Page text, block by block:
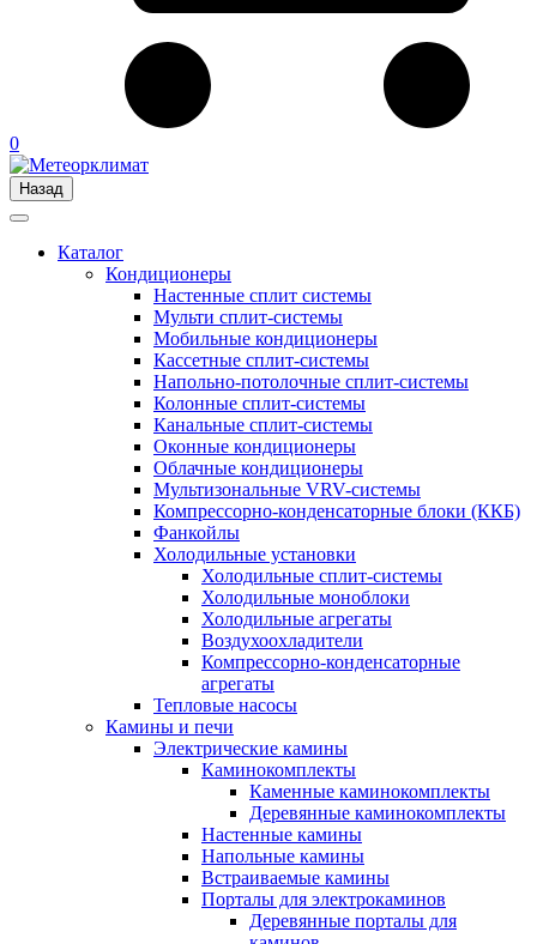
0
Назад
Каталог
Кондиционеры
Настенные сплит системы
Мульти сплит-системы
Мобильные кондиционеры
Кассетные сплит-системы
Напольно-потолочные сплит-системы
Колонные сплит-системы
Канальные сплит-системы
Оконные кондиционеры
Облачные кондиционеры
Мультизональные VRV-системы
Компрессорно-конденсаторные блоки (ККБ)
Фанкойлы
Холодильные установки
Холодильные сплит-системы
Холодильные моноблоки
Холодильные агрегаты
Воздухоохладители
Компрессорно-конденсаторные
агрегаты
Тепловые насосы
Камины и печи
Электрические камины
Каминокомплекты
Каменные каминокомплекты
Деревянные каминокомплекты
Настенные камины
Напольные камины
Встраиваемые камины
Порталы для электрокаминов
Деревянные порталы для